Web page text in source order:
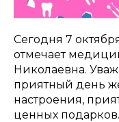
Сегодня 7
отмечает
Николаевна.
приятный день
настроения,
ценных